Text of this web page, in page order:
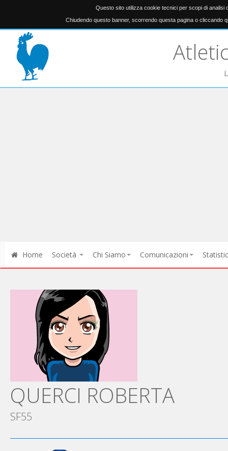
Questo sito utilizza cookie tecnici per scopi di analisi
Chiudendo questo banner, scorrendo questa pagina o cliccando
Home Società Chi Siamo Comunicazioni
QUERCI ROBERTA
SF55